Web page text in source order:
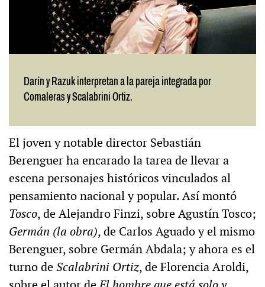
Darín y Razuk interpretan a la pareja integrada por
Comaleras y Scalabrini Ortiz.
El joven y notable director Sebastián
Berenguer ha encarado la tarea de llevar a
escena personajes históricos vinculados al
pensamiento nacional y popular. Así montó
Tosco, de Alejandro Finzi, sobre Agustín Tosco;
Germán (la obra), de Carlos Aguado y el mismo
Berenguer, sobre Germán Abdala; y ahora es el
turno deScalabrini Ortiz, de Florencia Aroldi,